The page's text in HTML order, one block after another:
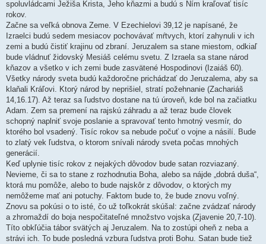
spoluvládcami Ježiša Krista, Jeho kňazmi a budú s Ním kraľovať tisíc
rokov.
Začne sa veľká obnova Zeme. V Ezechielovi 39,12 je napísané, že
Izraelci budú sedem mesiacov pochovávať mŕtvych, ktorí zahynuli v ich
zemi a budú čistiť krajinu od zbraní. Jeruzalem sa stane miestom, odkiaľ
bude vládnuť židovský Mesiáš celému svetu. Z Izraela sa stane národ
kňazov a všetko v ich zemi bude zasvätené Hospodinovi (Izaiáš 60).
Všetky národy sveta budú každoročne prichádzať do Jeruzalema, aby sa
klaňali Kráľovi. Ktorý národ by neprišiel, stratí požehnanie (Zachariáš
14,16.17). Až teraz sa ľudstvo dostane na tú úroveň, kde bol na začiatku
Adam. Zem sa premení na rajskú záhradu a až teraz bude človek
schopný naplniť svoje poslanie a spravovať tento hmotný vesmír, do
ktorého bol vsadený. Tisíc rokov sa nebude počuť o vojne a násilí. Bude
to zlatý vek ľudstva, o ktorom snívali národy sveta počas mnohých
generácií.
Keď uplynie tisíc rokov z nejakých dôvodov bude satan rozviazaný.
Nevieme, či sa to stane z rozhodnutia Boha, alebo sa nájde „dobrá duša“,
ktorá mu pomôže, alebo to bude najskôr z dôvodov, o ktorých my
nemôžeme mať ani potuchy. Faktom bude to, že bude znovu voľný.
Znovu sa pokúsi o to isté, čo už toľkokrát skúšal: začne zvádzať národy
a zhromaždí do boja nespočitateľné množstvo vojska (Zjavenie 20,7-10).
Títo obkľúčia tábor svätých aj Jeruzalem. Na to zostúpi oheň z neba a
strávi ich. To bude posledná vzbura ľudstva proti Bohu. Satan bude tiež